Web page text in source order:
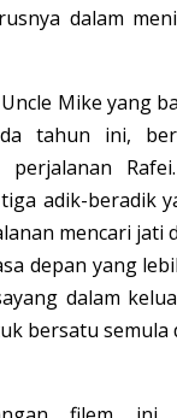
dalam
Uncle Mike yang
tahun ini,
adik-beradik
mencari jati
depan yang
dalam
bersatu semula